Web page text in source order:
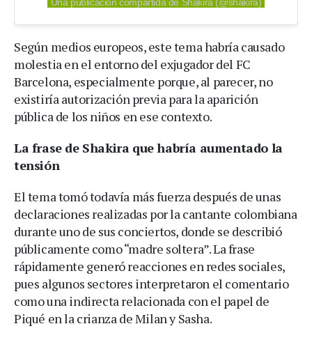
Según medios europeos, este tema habría causado
molestia en el entorno del exjugador del FC
Barcelona, especialmente porque, al parecer, no
existiría autorización previa para la aparición
pública de los niños en ese contexto.
La frase de Shakira que habría aumentado la
tensión
El tema tomó todavía más fuerza después de unas
declaraciones realizadas por la cantante colombiana
durante uno de sus conciertos, donde se describió
públicamente como “madre soltera”. La frase
rápidamente generó reacciones en redes sociales,
pues algunos sectores interpretaron el comentario
como una indirecta relacionada con el papel de
Piqué en la crianza de Milan y Sasha.